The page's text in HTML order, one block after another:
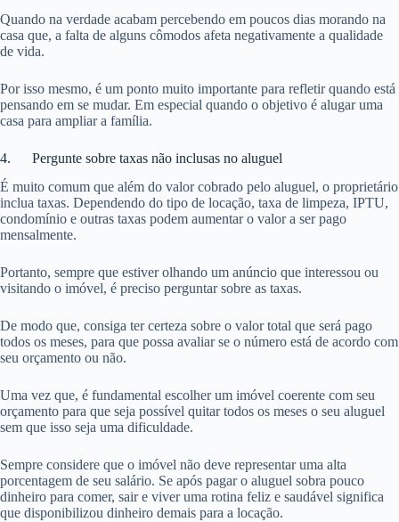
Quando na verdade acabam percebendo em poucos dias morando na
casa que, a falta de alguns cômodos afeta negativamente a qualidade
de vida.
Por isso mesmo, é um ponto muito importante para refletir quando está
pensando em se mudar. Em especial quando o objetivo é alugar uma
casa para ampliar a família.
4. Pergunte sobre taxas não inclusas no aluguel
É muito comum que além do valor cobrado pelo aluguel, o proprietário
inclua taxas. Dependendo do tipo de locação, taxa de limpeza, IPTU,
condomínio e outras taxas podem aumentar o valor a ser pago
mensalmente.
Portanto, sempre que estiver olhando um anúncio que interessou ou
visitando o imóvel, é preciso perguntar sobre as taxas.
De modo que, consiga ter certeza sobre o valor total que será pago
todos os meses, para que possa avaliar se o número está de acordo com
seu orçamento ou não.
Uma vez que, é fundamental escolher um imóvel coerente com seu
orçamento para que seja possível quitar todos os meses o seu aluguel
sem que isso seja uma dificuldade.
Sempre considere que o imóvel não deve representar uma alta
porcentagem de seu salário. Se após pagar o aluguel sobra pouco
dinheiro para comer, sair e viver uma rotina feliz e saudável significa
que disponibilizou dinheiro demais para a locação.